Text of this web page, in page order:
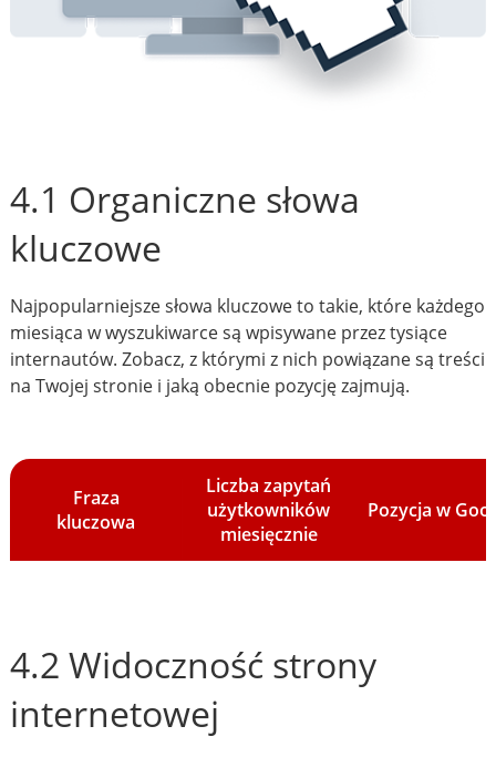
4.1 Organiczne słowa
kluczowe
Najpopularniejsze słowa kluczowe to takie, które każdego
miesiąca w wyszukiwarce są wpisywane przez tysiące
internautów. Zobacz, z którymi z nich powiązane są treści
na Twojej stronie i jaką obecnie pozycję zajmują.
Fraza
kluczowa
Liczba zapytań
użytkowników
miesięcznie
Pozycja w
4.2 Widoczność strony
internetowej